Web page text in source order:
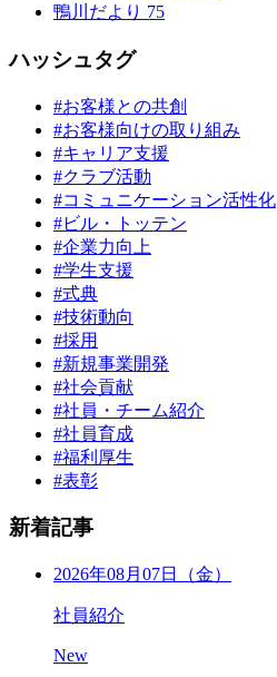
鴨川だより 75
ハッシュタグ
#お客様との共創
#お客様向けの取り組み
#キャリア支援
#クラブ活動
#コミュニケーション活性化
#ビル・トッテン
#企業力向上
#学生支援
#式典
#技術動向
#採用
#新規事業開発
#社会貢献
#社員・チーム紹介
#社員育成
#福利厚生
#表彰
新着記事
2026年08月07日（金）
社員紹介
New